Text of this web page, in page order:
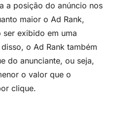
a posição do anúncio nos
maior o Ad Rank,
ser exibido em uma
o Ad Rank também
do anunciante, ou seja,
o valor que o
clique.